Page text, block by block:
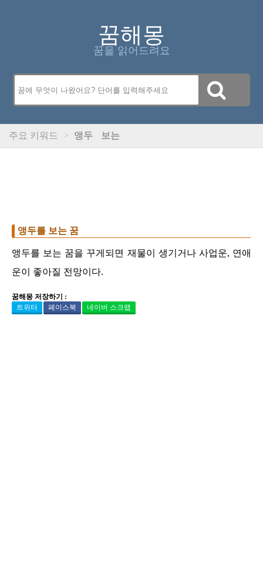
꿈해몽
꿈을 읽어드려요
주요 키워드 > 앵두 보는
앵두를 보는 꿈
앵두를 보는 꿈을 꾸게되면 재물이 생기거나 사업운, 연애
운이 좋아질 전망이다.
꿈해몽 저장하기 :
트위터
페이스북 네이버 스크랩